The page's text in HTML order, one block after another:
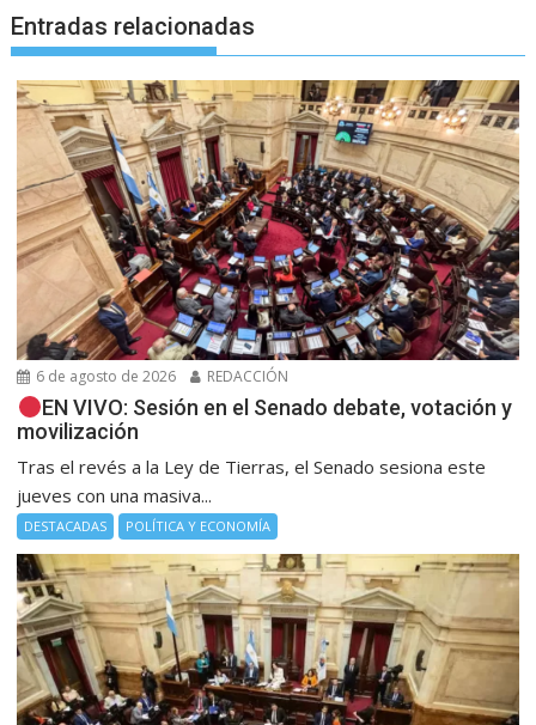
Entradas relacionadas
6 de agosto de 2026 REDACCIÓN
EN VIVO: Sesión en el Senado debate, votación y
movilización
Tras el revés a la Ley de Tierras, el Senado sesiona este
jueves con una masiva...
DESTACADAS POLÍTICA Y ECONOMÍA